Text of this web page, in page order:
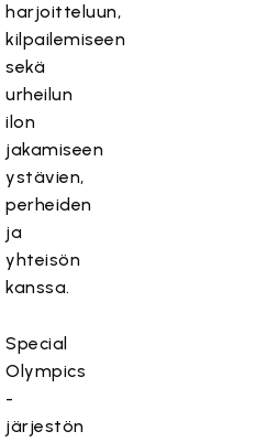
harjoitteluun,
kilpailemiseen
sekä
urheilun
ilon
jakamiseen
ystävien,
perheiden
ja
yhteisön
kanssa.
Special
Olympics
-
järjestön